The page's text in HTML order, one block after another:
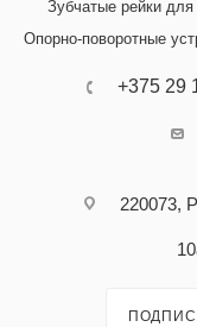
Зубчатые рейки
Опорно-поворотные
+375 29
220073,